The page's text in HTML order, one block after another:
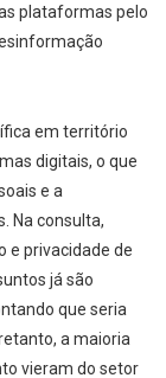
plataformas pelo
em território
digitais, o que
e a
Na consulta,
e privacidade de
já são
que seria
a maioria
vieram do setor